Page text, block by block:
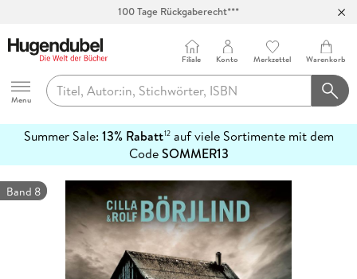
100 Tage Rückgaberecht***
Hugendubel
Menu
Filiale Konto Merkzettel Warenkorb
Summer Sale: 13% Rabatt12auf viele Sortimente mit dem
CodeSOMMER13
erfahren
Band 8